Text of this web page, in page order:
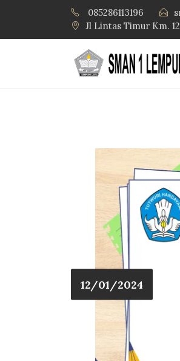
085286113196
Jl Lintas Timur Km.
12/01/2024